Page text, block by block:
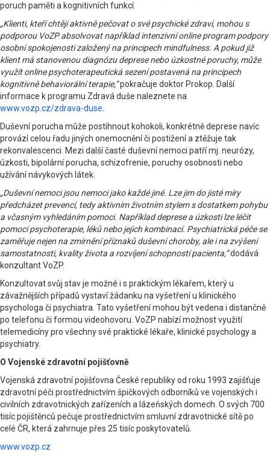
poruch paměti a kognitivních funkcí.
„Klienti, kteří chtějí aktivně pečovat o své psychické zdraví, mohou s
podporou VoZP absolvovat například intenzivní online program podpory
osobní spokojenosti založený na principech mindfulness. A pokud již
klient má stanovenou diagnózu deprese nebo úzkostné poruchy, může
využít online psychoterapeutická sezení postavená na principech
kognitivně behaviorální terapie,“pokračuje doktor Prokop. Další
informace k programu Zdravá duše naleznete na
www.vozp.cz/zdrava-duse
Duševní porucha může postihnout kohokoli, konkrétně deprese navíc
provází celou řadu jiných onemocnění či postižení a ztěžuje tak
rekonvalescenci. Mezi další časté duševní nemoci patří mj. neurózy,
úzkosti, bipolární porucha, schizofrenie, poruchy osobnosti nebo
užívání návykových látek.
„Duševní nemoci jsou nemoci jako každé jiné. Lze jim do jisté míry
předcházet prevencí, tedy aktivním životním stylem s dostatkem pohybu
a včasným vyhledáním pomoci. Například deprese a úzkosti lze léčit
pomocí psychoterapie, léků nebo jejich kombinací. Psychiatrická péče se
zaměřuje nejen na zmírnění příznaků duševní choroby, ale i na zvýšení
samostatnosti, kvality života a rozvíjení schopností pacienta,“dodává
konzultant VoZP.
Konzultovat svůj stav je možné i s praktickým lékařem, který u
závažnějších případů vystaví žádanku na vyšetření u klinického
psychologa či psychiatra. Tato vyšetření mohou být vedena i distančně
po telefonu či formou videohovoru. VoZP nabízí možnost využití
telemedicíny pro všechny své praktické lékaře, klinické psychology a
psychiatry.
O Vojenské zdravotní pojišťovně
Vojenská zdravotní pojišťovna České republiky od roku 1993 zajišťuje
zdravotní péči prostřednictvím špičkových odborníků ve vojenských i
civilních zdravotnických zařízeních a lázeňských domech. O svých 700
tisíc pojištěnců pečuje prostřednictvím smluvní zdravotnické sítě po
celé ČR, která zahrnuje přes 25 tisíc poskytovatelů.
www.vozp.cz